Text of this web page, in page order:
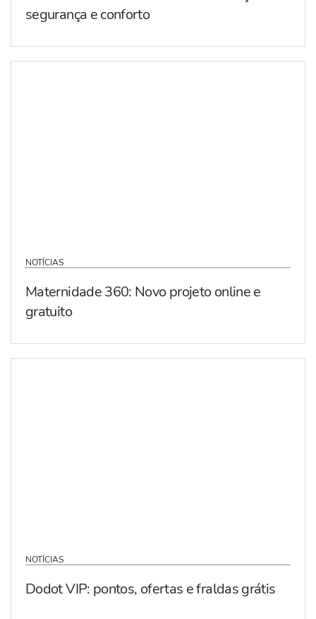
segurança e conforto
NOTÍCIAS
Maternidade 360: Novo projeto online e
gratuito
NOTÍCIAS
Dodot VIP: pontos, ofertas e fraldas grátis